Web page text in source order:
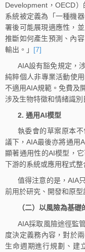
Development，OECD
系統被定義為「一種機
署後可能展現適應性，
推斷如何產生預測、內
輸出。」 [7]
AIA設有豁免規定，
純粹個人非專業活動使
不適用AIA規範。免費及
涉及生物特徵和情緒識別
2. 通用AI模型
執委會的草案原本
議下，AIA最後亦將通用
顯著通用性的AI模型，
下游的系統或應用程式整
值得注意的是，AIA
前用於研究、開發和原型
（二）以風險為基
AIA採取風險途徑監
度決定義務內容，對於
生命週期進行規劃、建